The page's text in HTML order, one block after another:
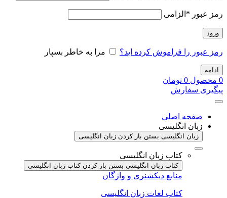
رمز عبور * الزامی
ورود
رمز عبور را فراموش کرده اید؟ مرا به خاطر بسپار
ادامه
0 محصول 0 تومان
پیگیری سفارش
صفحه اصلی
زبان انگلیسی
زبان انگلیسی بستن باز کردن زبان انگلیسی
کتاب زبان انگلیسی
کتاب زبان انگلیسی بستن باز کردن کتاب زبان انگلیسی
منابع دیکشنری و واژگان
کتاب لغات زبان انگلیسی